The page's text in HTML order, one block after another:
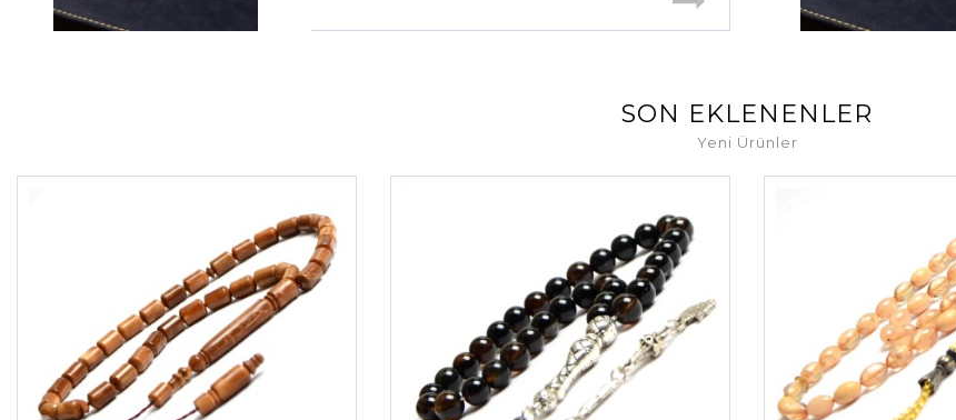
SON EKLENENLER
Yeni Ürünler